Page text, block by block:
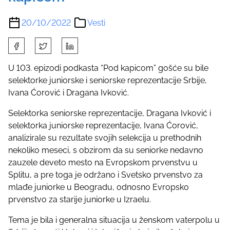
20/10/2022 Vesti
h
a
r
e
h
i
s
p
o
s
t
o
n
:
U 103. epizodi podkasta “Pod kapicom” gošće su bile
selektorke juniorske i seniorske reprezentacije Srbije,
Ivana Ćorović i Dragana Ivković.
Selektorka seniorske reprezentacije, Dragana Ivković i
selektorka juniorske reprezentacije, Ivana Ćorović,
analizirale su rezultate svojih selekcija u prethodnih
nekoliko meseci, s obzirom da su seniorke nedavno
zauzele deveto mesto na Evropskom prvenstvu u
Splitu, a pre toga je održano i Svetsko prvenstvo za
mlađe juniorke u Beogradu, odnosno Evropsko
prvenstvo za starije juniorke u Izraelu.
Tema je bila i generalna situacija u ženskom vaterpolu u